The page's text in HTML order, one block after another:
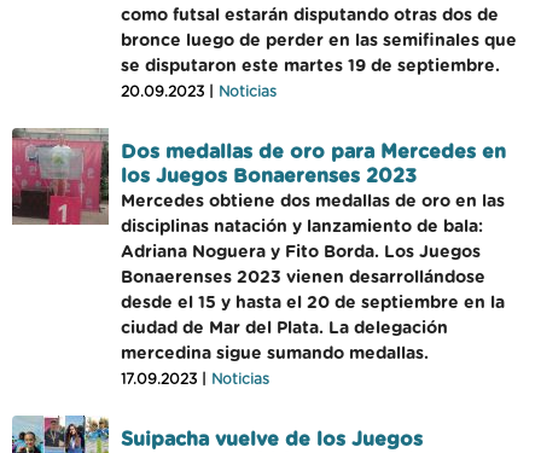
como futsal estarán disputando otras dos de
bronce luego de perder en las semifinales que
se disputaron este martes 19 de septiembre.
20.09.2023 | Noticias
Dos medallas de oro para Mercedes en
los Juegos Bonaerenses 2023
Mercedes obtiene dos medallas de oro en las
disciplinas natación y lanzamiento de bala:
Adriana Noguera y Fito Borda. Los Juegos
Bonaerenses 2023 vienen desarrollándose
desde el 15 y hasta el 20 de septiembre en la
ciudad de Mar del Plata. La delegación
mercedina sigue sumando medallas.
17.09.2023 | Noticias
Suipacha vuelve de los Juegos